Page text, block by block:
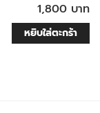
1,800 บาท
หยิบใส่ตะกร้า